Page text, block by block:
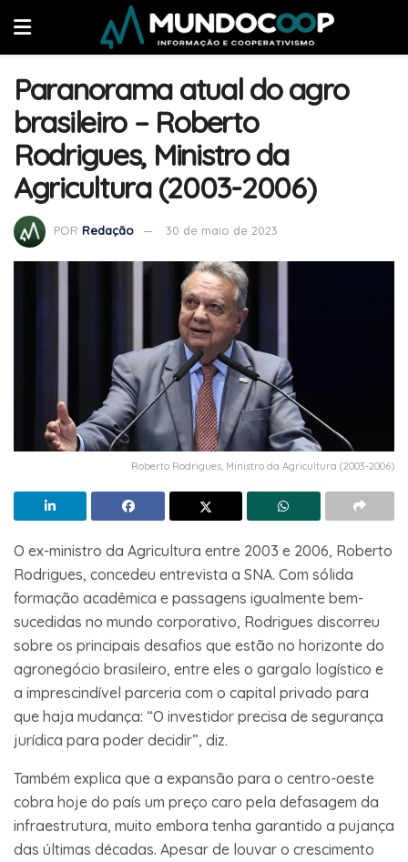
Paranorama atual do agro
brasileiro – Roberto
Rodrigues, Ministro da
Agricultura (2003-2006)
POR Redação 30 de maio de 2023
Roberto Rodrigues, Ministro da Agricultura (2003-2006)
O ex-ministro da Agricultura entre 2003 e 2006, Roberto
Rodrigues, concedeu entrevista a SNA. Com sólida
formação acadêmica e passagens igualmente bem-
sucedidas no mundo corporativo, Rodrigues discorreu
sobre os principais desafios que estão no horizonte do
agronegócio brasileiro, entre eles o gargalo logístico e
a imprescindível parceria com o capital privado para
que haja mudança: “O investidor precisa de segurança
jurídica para poder decidir”, diz.
Também explica que a expansão para o centro-oeste
cobra hoje do país um preço caro pela defasagem da
infraestrutura, muito embora tenha garantido a pujança
das últimas décadas. Apesar de louvar o crescimento